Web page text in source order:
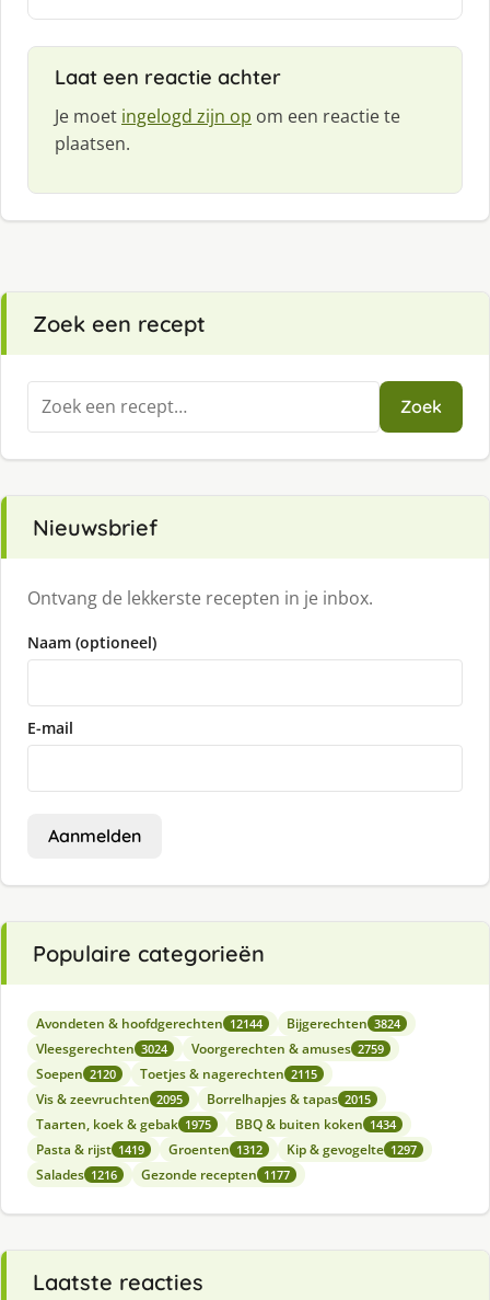
Laat een reactie achter
Je moet ingelogd zijn op om een reactie te
plaatsen.
Zoek een recept
Zoeken
naar:
Zoek
Nieuwsbrief
Ontvang de lekkerste recepten in je inbox.
Naam (optioneel)
E-mail
Aanmelden
Populaire categorieën
Avondeten & hoofdgerechten 12144 Bijgerechten 3824
Vleesgerechten 3024 Voorgerechten & amuses 2759
Soepen 2120 Toetjes & nagerechten 2115
Vis & zeevruchten 2095 Borrelhapjes & tapas 2015
Taarten, koek & gebak 1975 BBQ & buiten koken 1434
Pasta & rijst 1419 Groenten 1312 Kip & gevogelte 1297
Salades 1216 Gezonde recepten 1177
Laatste reacties